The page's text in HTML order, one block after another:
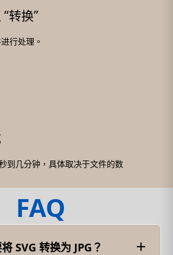
转换”
行处理。
到几分钟，具体取决于文件的数
FAQ
SVG 转换为 JPG？